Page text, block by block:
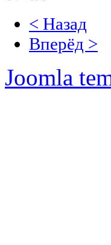
< Назад
Вперёд >
Joomla